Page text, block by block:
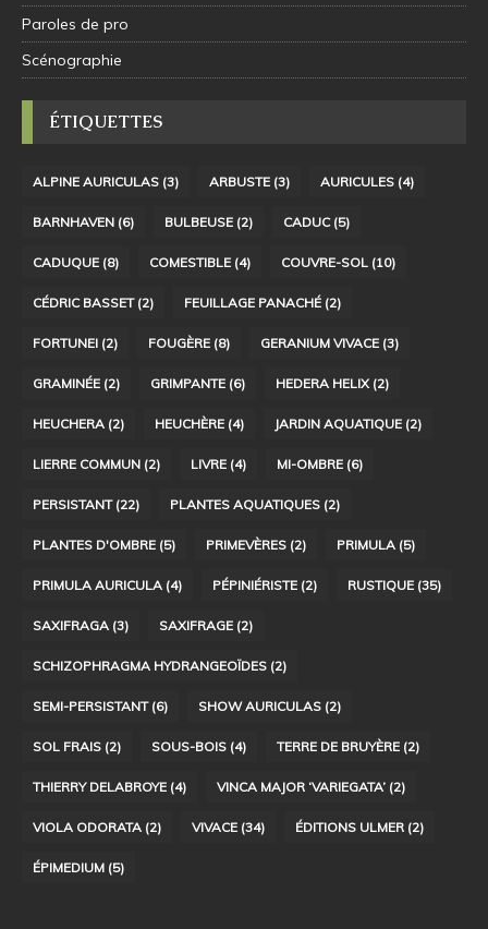
Paroles de pro
Scénographie
ÉTIQUETTES
ALPINE AURICULAS (3) ARBUSTE (3) AURICULES (4)
BARNHAVEN (6) BULBEUSE (2) CADUC(5)
CADUQUE (8) COMESTIBLE (4) COUVRE-SOL (10)
CÉDRIC BASSET(2) FEUILLAGE PANACHÉ (2)
FORTUNEI (2) FOUGÈRE (8) GERANIUM VIVACE (3)
GRAMINÉE (2) GRIMPANTE (6) HEDERA HELIX(2)
HEUCHERA (2) HEUCHÈRE (4) JARDIN AQUATIQUE (2)
LIERRE COMMUN (2) LIVRE (4) MI-OMBRE (6)
PERSISTANT(22) PLANTES AQUATIQUES (2)
PLANTES D'OMBRE (5) PRIMEVÈRES (2) PRIMULA (5)
PRIMULA AURICULA (4) PÉPINIÉRISTE (2) RUSTIQUE (35)
SAXIFRAGA (3) SAXIFRAGE (2)
SCHIZOPHRAGMA HYDRANGEOÏDES (2)
SEMI-PERSISTANT(6) SHOW AURICULAS (2)
SOL FRAIS (2) SOUS-BOIS (4) TERRE DE BRUYÈRE (2)
THIERRY DELABROYE (4) VINCA MAJOR ‘VARIEGATA’ (2)
VIOLA ODORATA (2) VIVACE (34) ÉDITIONS ULMER (2)
ÉPIMEDIUM (5)